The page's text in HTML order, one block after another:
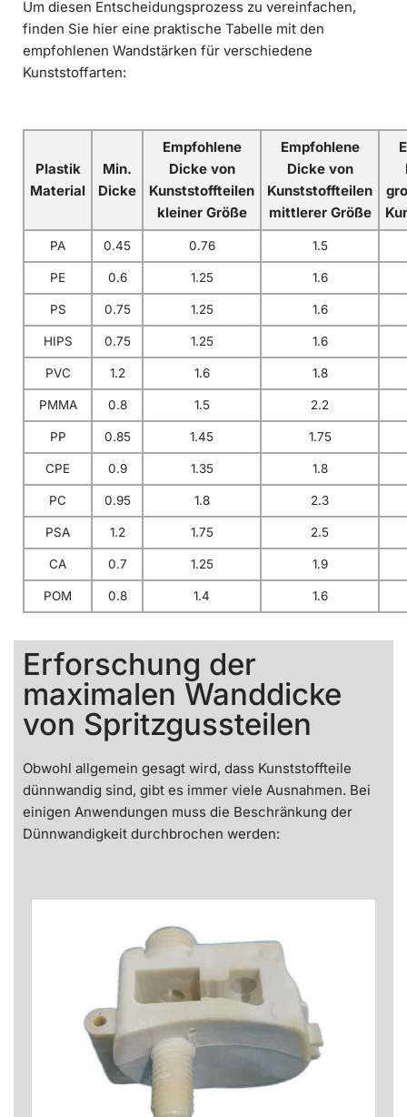
Um diesen Entscheidungsprozess zu vereinfachen,
finden Sie hier eine praktische Tabelle mit den
empfohlenen Wandstärken für verschiedene
Kunststoffarten:
Plastik
Material
Min.
Dicke
Empfohlene
Dicke von
Kunststoffteilen
kleiner Größe
Empfohlene
Dicke von
Kunststoffteilen
mittlerer Größe
PA 0.45 0.76 1.5
PE 0.6 1.25 1.6
PS 0.75 1.25 1.6
HIPS 0.75 1.25 1.6
PVC 1.2 1.6 1.8
PMMA 0.8 1.5 2.2
PP 0.85 1.45 1.75
CPE 0.9 1.35 1.8
PC 0.95 1.8 2.3
PSA 1.2 1.75 2.5
CA 0.7 1.25 1.9
POM 0.8 1.4 1.6
Erforschung der
maximalen Wanddicke
von Spritzgussteilen
Obwohl allgemein gesagt wird, dass Kunststoffteile
dünnwandig sind, gibt es immer viele Ausnahmen. Bei
einigen Anwendungen muss die Beschränkung der
Dünnwandigkeit durchbrochen werden: